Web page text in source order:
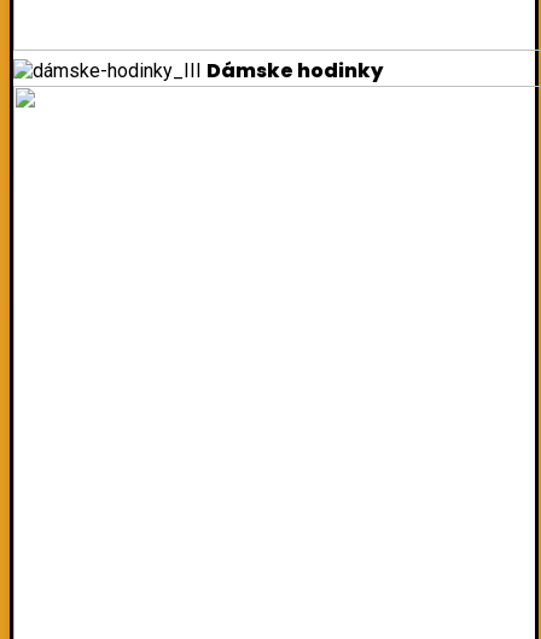
Dámske hodinky